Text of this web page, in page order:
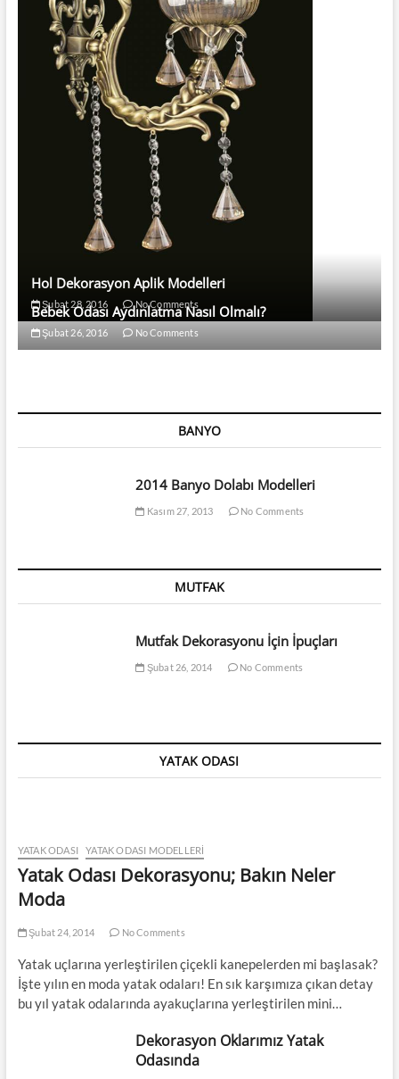
Hol Dekorasyon Aplik Modelleri
Şubat 28, 2016 No Comments
Bebek Odası Aydınlatma Nasıl Olmalı?
Şubat 26, 2016 No Comments
BANYO
2014 Banyo Dolabı Modelleri
Kasım 27, 2013 No Comments
MUTFAK
Mutfak Dekorasyonu İçin İpuçları
Şubat 26, 2014 No Comments
YATAK ODASI
YATAK ODASI YATAK ODASI MODELLERI
Yatak Odası Dekorasyonu; Bakın Neler
Moda
Şubat 24, 2014 No Comments
Yatak uçlarına yerleştirilen çiçekli kanepelerden mi başlasak?
İşte yılın en moda yatak odaları! En sık karşımıza çıkan detay
bu yıl yatak odalarında ayakuçlarına yerleştirilen mini…
Dekorasyon Oklarımız Yatak
Odasında